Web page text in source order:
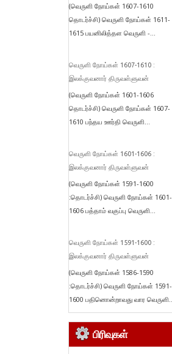
(வெருளி நோய்கள் 1607-1610
தொடர்ச்சி) வெருளி நோய்கள் 1611-
1615 பயனிலித்தள வெருளி -...
வெருளி நோய்கள் 1607-1610 :
இலக்குவனார் திருவள்ளுவன்
(வெருளி நோய்கள் 1601-1606
தொடர்ச்சி) வெருளி நோய்கள் 1607-
1610 பந்தய ஊர்தி வெருளி...
வெருளி நோய்கள் 1601-1606 :
இலக்குவனார் திருவள்ளுவன்
(வெருளி நோய்கள் 1591-1600
:தொடர்ச்சி) வெருளி நோய்கள் 1601-
1606 பத்தாம் வகுப்பு வெருளி...
வெருளி நோய்கள் 1591-1600 :
இலக்குவனார் திருவள்ளுவன்
(வெருளி நோய்கள் 1586-1590
:தொடர்ச்சி) வெருளி நோய்கள் 1591-
1600 பதினொன்றாவது வார வெருளி...
பிரிவுகள்